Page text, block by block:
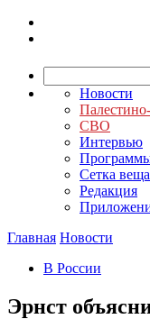
Новости
СВО
Интервью
Сетка
Редакция
Главная Новости
В России
Эрнст